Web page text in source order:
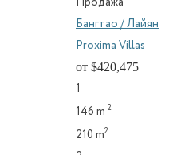
Бангтао / Лайян
Proxima Villas
от $420,475
1
146 m2
210 m2